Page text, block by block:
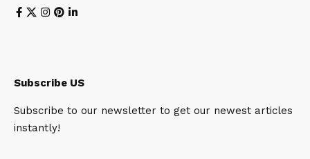
Subscribe US
Subscribe to our newsletter to get our newest articles
instantly!